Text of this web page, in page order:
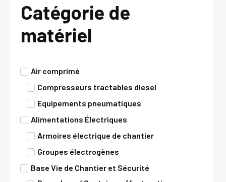
Catégorie de
matériel
Air comprimé
Compresseurs tractables diesel
Equipements pneumatiques
Alimentations Électriques
Armoires électrique de chantier
Groupes électrogènes
Base Vie de Chantier et Sécurité